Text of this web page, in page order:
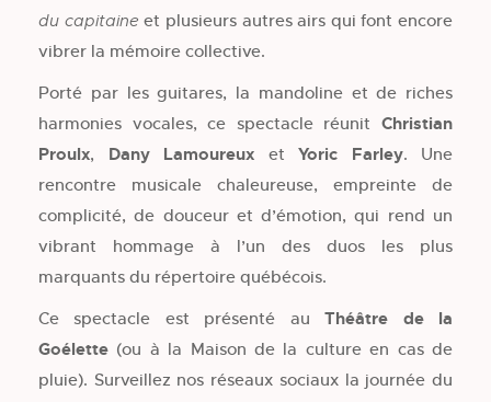
du capitaine et plusieurs autres airs qui font encore
vibrer la mémoire collective.
Porté par les guitares, la mandoline et de riches
harmonies vocales, ce spectacle réunit Christian
Proulx, Dany Lamoureux et Yoric Farley. Une
rencontre musicale chaleureuse, empreinte de
complicité, de douceur et d’émotion, qui rend un
vibrant hommage à l’un des duos les plus
marquants du répertoire québécois.
Ce spectacle est présenté auThéâtre de la
Goélette (ou à la Maison de la culture en cas de
pluie). Surveillez nos réseaux sociaux la journée du